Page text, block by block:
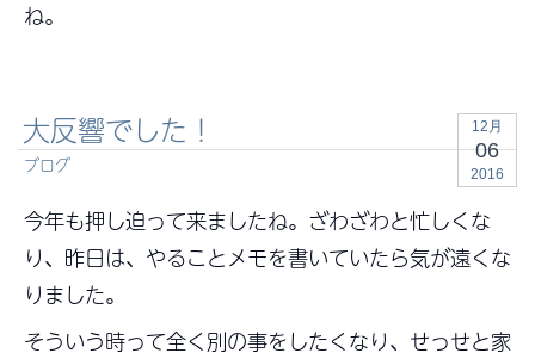
ね。
12月
06
2016
大反響でした！
ブログ
今年も押し迫って来ましたね。ざわざわと忙しくな
り、昨日は、やることメモを書いていたら気が遠くな
りました。
そういう時って全く別の事をしたくなり、せっせと家